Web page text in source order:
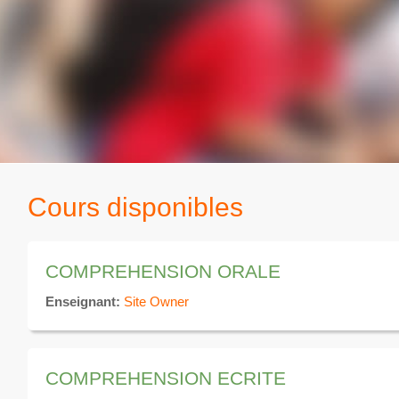
Cours disponibles
COMPREHENSION ORALE
Enseignant: Site Owner
COMPREHENSION ECRITE